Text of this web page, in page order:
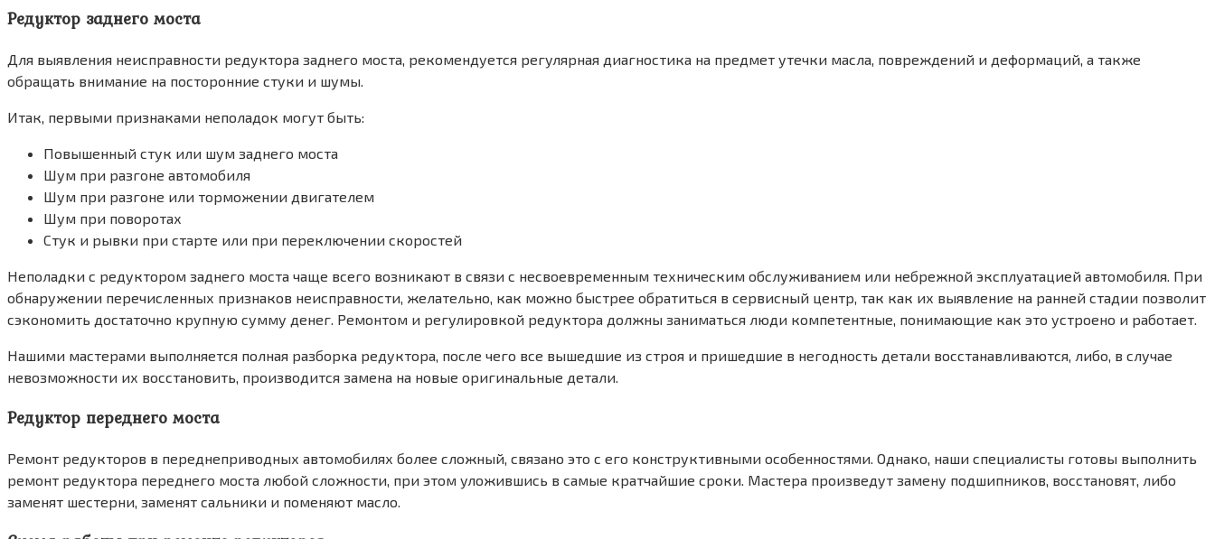
Редуктор заднего моста
Для выявления неисправности редуктора заднего моста, рекомендуется регулярная диагностика на предмет утечки масла, повреждений и деформаций, а также
обращать внимание на посторонние стуки и шумы.
Итак, первыми признаками неполадок могут быть:
Повышенный стук или шум заднего моста
Шум при разгоне автомобиля
Шум при разгоне или торможении двигателем
Шум при поворотах
Стук и рывки при старте или при переключении скоростей
Неполадки с редуктором заднего моста чаще всего возникают в связи с несвоевременным техническим обслуживанием или небрежной эксплуатацией автомобиля. При
обнаружении перечисленных признаков неисправности, желательно, как можно быстрее обратиться в сервисный центр, так как их выявление на ранней стадии позволит
сэкономить достаточно крупную сумму денег. Ремонтом и регулировкой редуктора должны заниматься люди компетентные, понимающие как это устроено и работает.
Нашими мастерами выполняется полная разборка редуктора, после чего все вышедшие из строя и пришедшие в негодность детали восстанавливаются, либо, в случае
невозможности их восстановить, производится замена на новые оригинальные детали.
Редуктор переднего моста
Ремонт редукторов в переднеприводных автомобилях более сложный, связано это с его конструктивными особенностями. Однако, наши специалисты готовы выполнить
ремонт редуктора переднего моста любой сложности, при этом уложившись в самые кратчайшие сроки. Мастера произведут замену подшипников, восстановят, либо
заменят шестерни, заменят сальники и поменяют масло.